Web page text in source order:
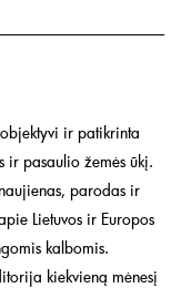
ir patikrinta
ir pasaulio žemės ūkį.
parodas ir
Lietuvos ir Europos
kalbomis.
kiekvieną mėnesį